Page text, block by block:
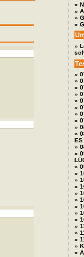
»
»
»
»
»
»
»
»
»
»
»
»
»
»
»
ES
»
»
»
»
»
»
»
»
»
»
»
»
»
»
»
»